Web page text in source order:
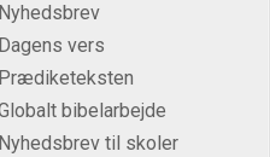
Nyhedsbrev
Dagens vers
Prædiketeksten
bibelarbejde
Nyhedsbrev til skoler